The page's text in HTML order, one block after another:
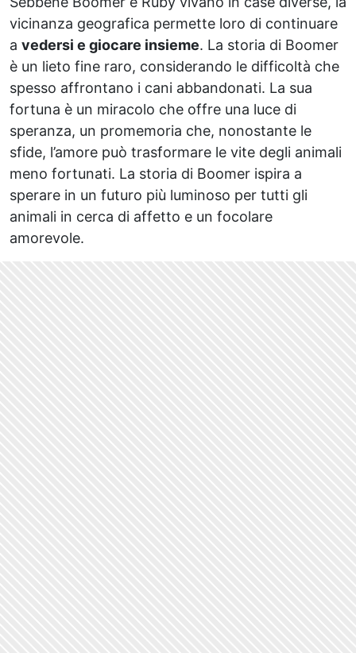
vicinanza geografica permette loro di continuare
a vedersi e giocare insieme. La storia di Boomer
è un lieto fine raro, considerando le difficoltà che
spesso affrontano i cani abbandonati. La sua
fortuna è un miracolo che offre una luce di
speranza, un promemoria che, nonostante le
sfide, l’amore può trasformare le vite degli animali
meno fortunati. La storia di Boomer ispira a
sperare in un futuro più luminoso per tutti gli
animali in cerca di affetto e un focolare
amorevole.